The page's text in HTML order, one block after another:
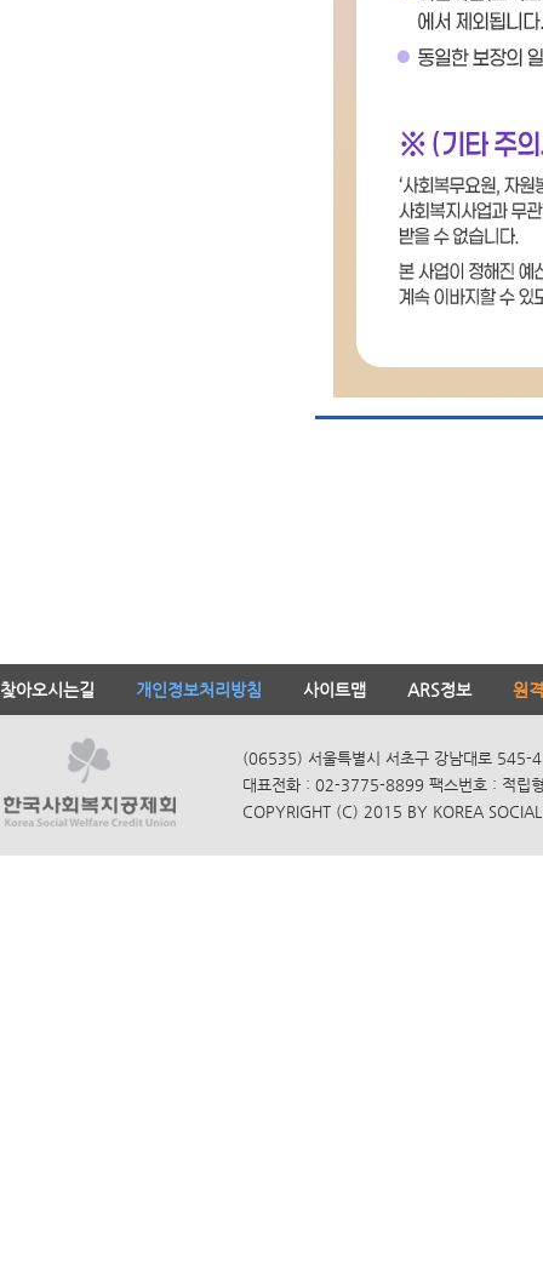
찾아오시는길 개인정보처리방침 사이트맵 ARS정보 원
(06535) 서울특별시 서초구 강남대로 545-
대표전화 : 02-3775-8899 팩스번호 : 적립
COPYRIGHT (C) 2015 BY KOREA SOCIAL